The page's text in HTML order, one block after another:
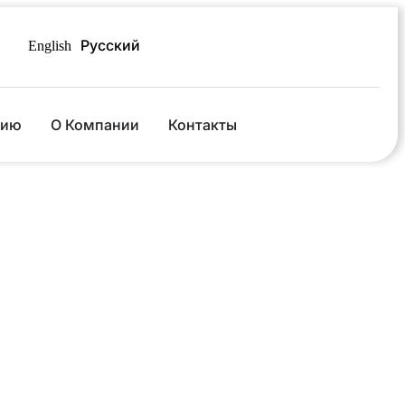
English Русский
О Компании Контакты